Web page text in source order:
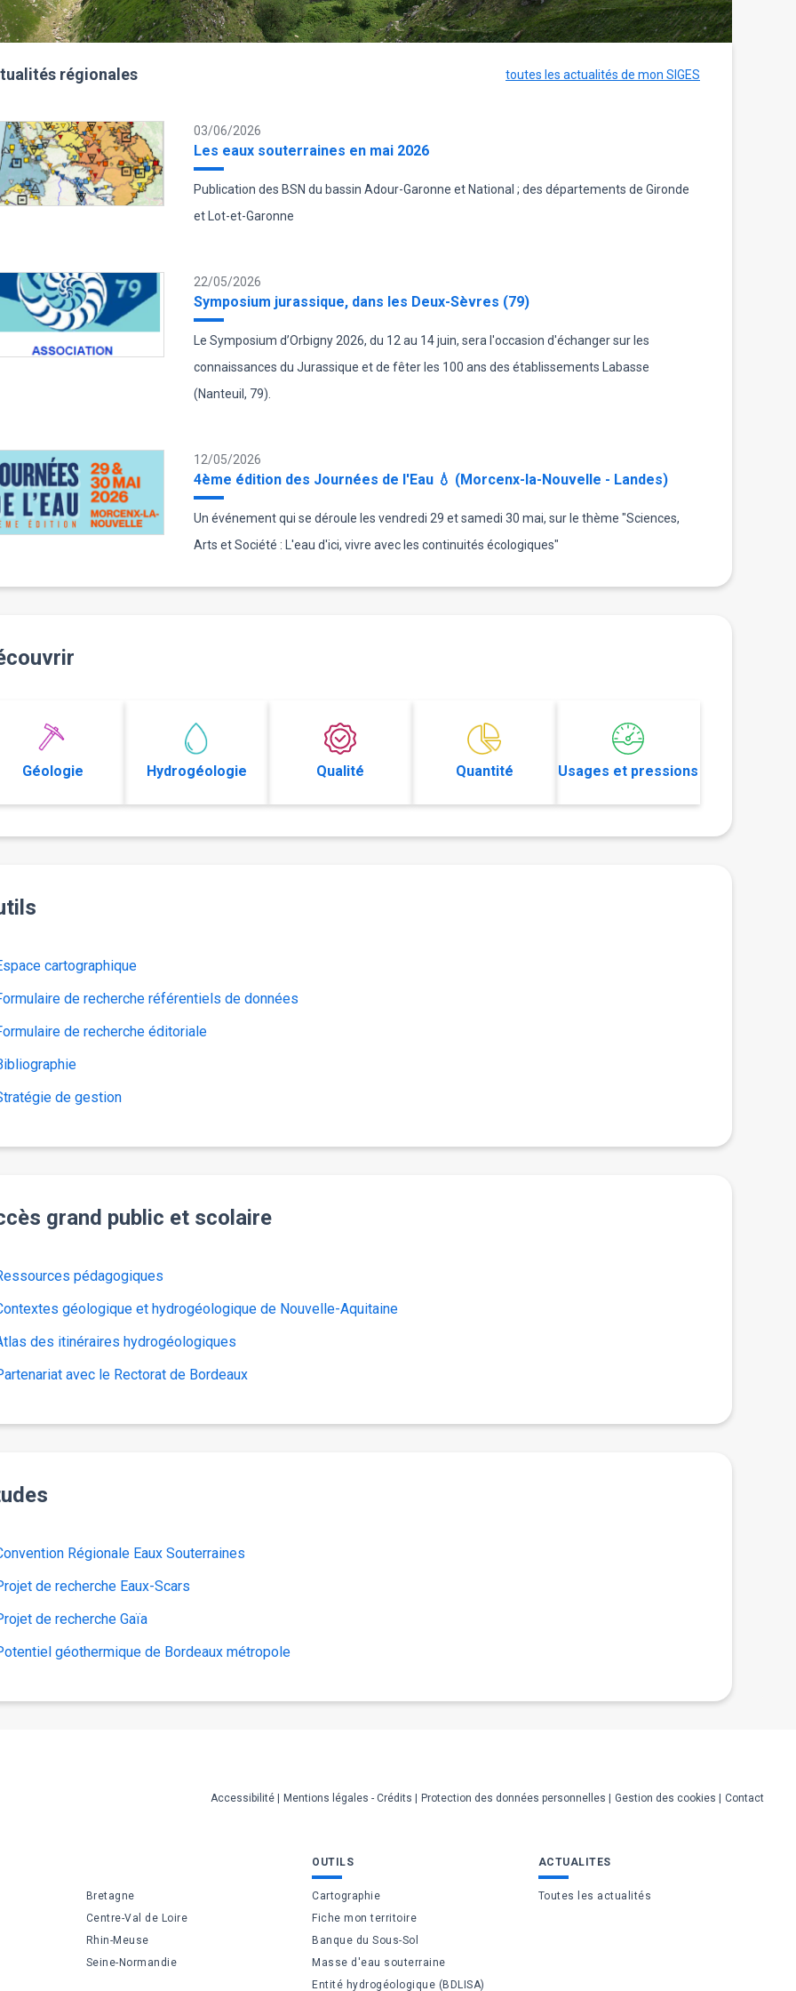
régionales toutes les actualités de mon SIGES
03/06/2026
Les eaux souterraines en mai 2026
Publication des BSN du bassin Adour-Garonne et National ; des départements de Gironde
et Lot-et-Garonne
22/05/2026
Symposium jurassique, dans les Deux-Sèvres (79)
Le Symposium d’Orbigny 2026, du 12 au 14 juin, sera l'occasion d'échanger sur les
connaissances du Jurassique et de fêter les 100 ans des établissements Labasse
(Nanteuil, 79).
12/05/2026
4ème édition des Journées de l'Eau 💧 (Morcenx-la-Nouvelle - Landes)
Un événement qui se déroule les vendredi 29 et samedi 30 mai, sur le thème "Sciences,
Arts et Société : L'eau d'ici, vivre avec les continuités écologiques"
Géologie Hydrogéologie Qualité Quantité Usages et pressions
cartographique
de recherche référentiels de données
de recherche éditoriale
de gestion
grand public et scolaire
pédagogiques
géologique et hydrogéologique de Nouvelle-Aquitaine
des itinéraires hydrogéologiques
avec le Rectorat de Bordeaux
Régionale Eaux Souterraines
de recherche Eaux-Scars
de recherche Gaïa
géothermique de Bordeaux métropole
Accessibilité Mentions légales - Crédits Protection des données personnelles Gestion des cookies Contact
Bretagne
Centre-Val de Loire
Rhin-Meuse
Seine-Normandie
OUTILS
Cartographie
Fiche mon territoire
Banque du Sous-Sol
Masse d'eau souterraine
Entité hydrogéologique (BDLISA)
ACTUALITES
Toutes les actualités